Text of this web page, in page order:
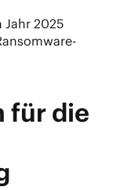
Jahr 2025
für die